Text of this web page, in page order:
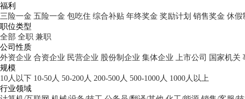
福利
三险一金 五险一金 包吃住 综合补贴 年终奖金 奖励计划 销售奖金 休假
职位类型
全部 全职 兼职
公司性质
外资企业 合资企业 民营企业 股份制企业 集体企业 上市公司 国家机关
规模
10人以下 10-50人 50-200人 200-500人 500-1000人 1000人以上
行业领域